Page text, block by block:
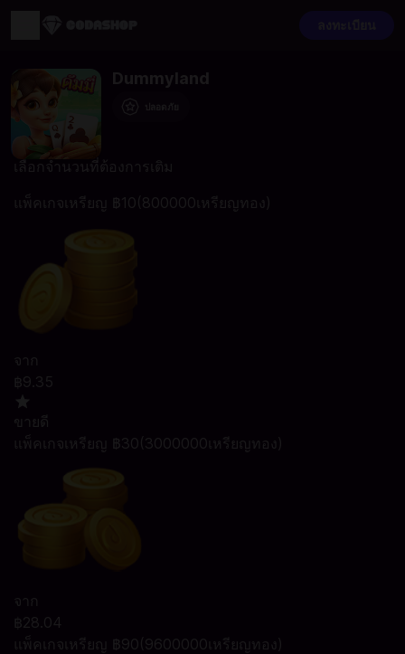
Dummyland
เลือกจำนวนที่ต้องการเติม
แพ็คเกจเหรียญ ฿10(800000เหรียญทอง)
จาก
฿9.35
ขายดี
แพ็คเกจเหรียญ ฿30(3000000เหรียญทอง)
จาก
฿28.04
แพ็คเกจเหรียญ ฿90(9600000เหรียญทอง)